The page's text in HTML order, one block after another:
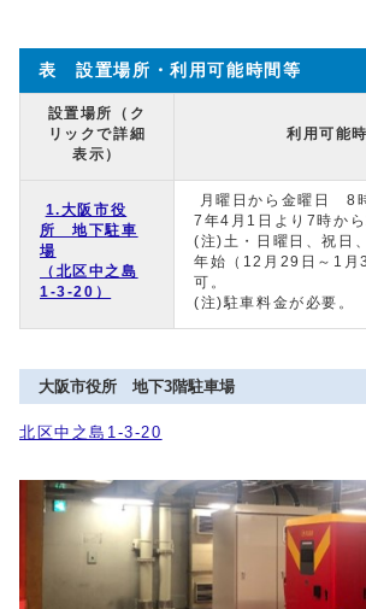
表 設置場所・利用可能時間等
設置場所（ク
リックで詳細
表示）
利用可能
1.大阪市役
所 地下駐車
場
（北区中之島
1‐3‐20）
月曜日から金曜日 8
7年4月1日より7時から
(注)土・日曜日、祝日
年始（12月29日～1月
可。
(注)駐車料金が必要。
大阪市役所 地下3階駐車場
北区中之島1‐3‐20